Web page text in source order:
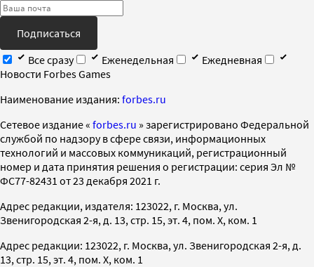
Подписаться
Все сразу
Еженедельная
Ежедневная
Новости Forbes Games
Наименование издания: forbes.ru
Cетевое издание « forbes.ru » зарегистрировано Федеральной
службой по надзору в сфере связи, информационных
технологий и массовых коммуникаций, регистрационный
номер и дата принятия решения о регистрации: серия Эл №
ФС77-82431 от 23 декабря 2021 г.
Адрес редакции, издателя: 123022, г. Москва, ул.
Звенигородская 2-я, д. 13, стр. 15, эт. 4, пом. X, ком. 1
Адрес редакции: 123022, г. Москва, ул. Звенигородская 2-я, д.
13, стр. 15, эт. 4, пом. X, ком. 1